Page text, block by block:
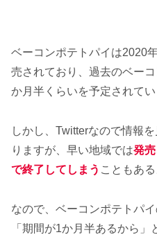
ベーコンポテトパイは2020
売されており、過去のベー
か月半くらいを予定されてい
しかし、Twitterなので情報
りますが、早い地域では発
で終了してしまう こともある
なので、ベーコンポテトパ
「期間が1か月半あるから